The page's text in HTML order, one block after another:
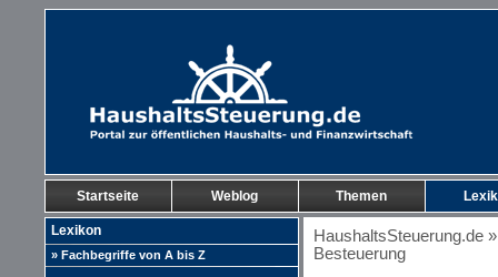
Startseite Weblog Themen
Lexikon
» Fachbegriffe von A bis Z
HaushaltsSteuerung.de
Besteuerung